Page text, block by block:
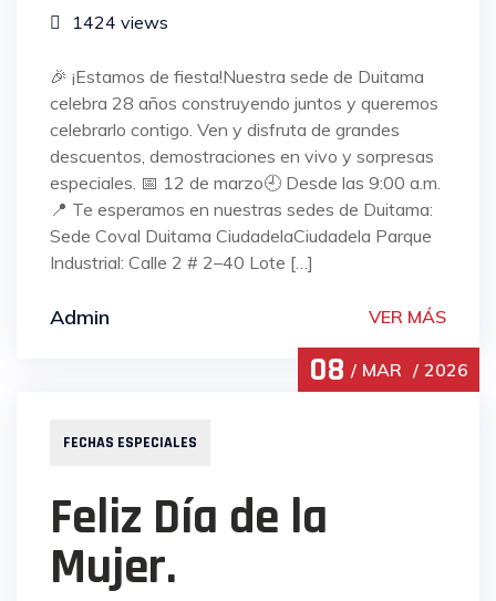
1424 views
🎉 ¡Estamos de fiesta!Nuestra sede de Duitama
celebra 28 años construyendo juntos y queremos
celebrarlo contigo. Ven y disfruta de grandes
descuentos, demostraciones en vivo y sorpresas
especiales. 📅 12 de marzo🕘 Desde las 9:00 a.m.
📍 Te esperamos en nuestras sedes de Duitama:
Sede Coval Duitama CiudadelaCiudadela Parque
Industrial: Calle 2 # 2–40 Lote […]
Admin VER MÁS
FECHAS ESPECIALES
08 MAR 2026
Feliz Día de la
Mujer.